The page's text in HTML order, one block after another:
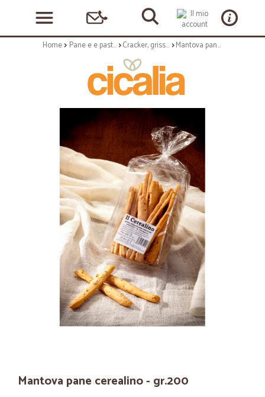
Home Pane e e pasticceria Cracker, grissini e vari Mantova pane cerealino - gr.200
Mantova pane cerealino - gr.200